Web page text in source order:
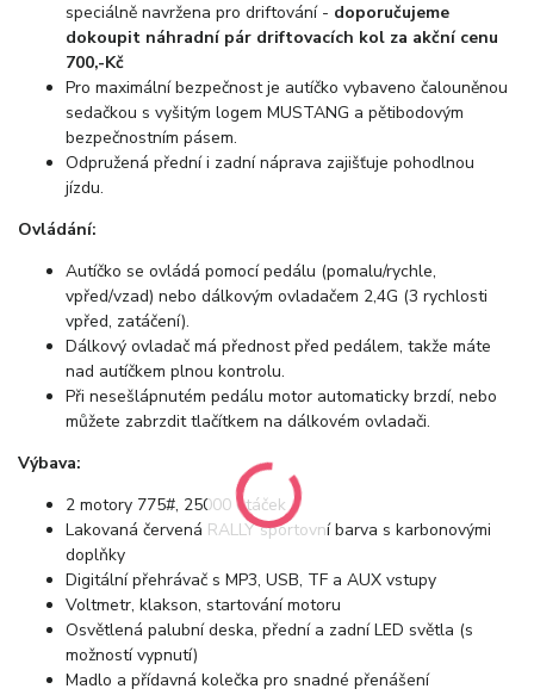
speciálně navržena pro driftování - doporučujeme
dokoupit náhradní pár driftovacích kol za akční cenu
700,-Kč
Pro maximální bezpečnost je autíčko vybaveno čalouněnou
sedačkou s vyšitým logem MUSTANG a pětibodovým
bezpečnostním pásem.
Odpružená přední i zadní náprava zajišťuje pohodlnou
jízdu.
Ovládání:
Autíčko se ovládá pomocí pedálu (pomalu/rychle,
vpřed/vzad) nebo dálkovým ovladačem 2,4G (3 rychlosti
vpřed, zatáčení).
Dálkový ovladač má přednost před pedálem, takže máte
nad autíčkem plnou kontrolu.
Při nesešlápnutém pedálu motor automaticky brzdí, nebo
můžete zabrzdit tlačítkem na dálkovém ovladači.
Výbava:
2 motory 775#, 25000 otáček
Lakovaná červená RALLY sportovní barva s karbonovými
doplňky
Digitální přehrávač s MP3, USB, TF a AUX vstupy
Voltmetr, klakson, startování motoru
Osvětlená palubní deska, přední a zadní LED světla (s
možností vypnutí)
Madlo a přídavná kolečka pro snadné přenášení